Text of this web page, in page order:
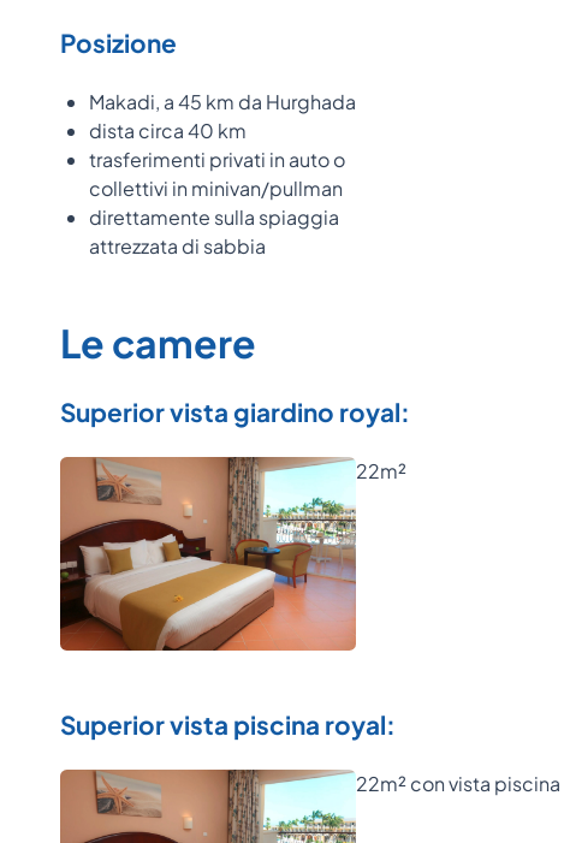
Posizione
Makadi, a 45 km da Hurghada
dista circa 40 km
trasferimenti privati in auto o
collettivi in minivan/pullman
direttamente sulla spiaggia
attrezzata di sabbia
Le camere
Superior vista giardino royal:
22m²
Superior vista piscina royal:
22m² con vista piscina